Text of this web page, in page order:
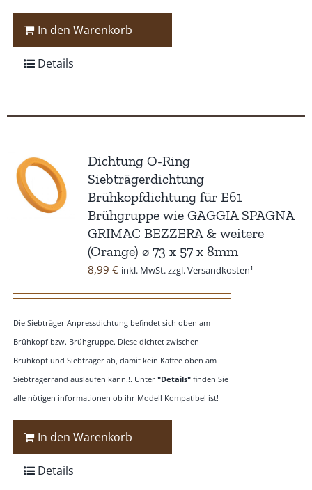
In den Warenkorb
Details
Dichtung O-Ring
Siebträgerdichtung
Brühkopfdichtung für E61
Brühgruppe wie GAGGIA SPAGNA
GRIMAC BEZZERA & weitere
(Orange) ø 73 x 57 x 8mm
8,99 € inkl. MwSt. zzgl. Versandkosten¹
Die Siebträger Anpressdichtung befindet sich oben am
Brühkopf bzw. Brühgruppe. Diese dichtet zwischen
Brühkopf und Siebträger ab, damit kein Kaffee oben am
Siebträgerrand auslaufen kann.!. Unter "Details"finden Sie
alle nötigen informationen ob ihr Modell Kompatibel ist!
In den Warenkorb
Details